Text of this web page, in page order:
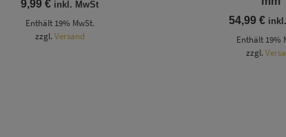
9,99€ inkl. MwSt
Enthält 19% MwSt.
zzgl. Versand
54,99€
Enthält 19%
zzgl.